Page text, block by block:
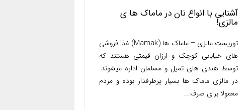
آشنایی با انواع نان در ماماک ها ی
مالزی!
توریست مالزی – ماماک ها (Mamak) غذا فروشی
های خیابانی کوچک و ارزان قیمتی هستند که
توسط هندی های تمیل و مسلمان اداره میشوند.
در مالزی ماماک ها بسیار پرطرفدار بوده و مردم
معمولا برای صرف...